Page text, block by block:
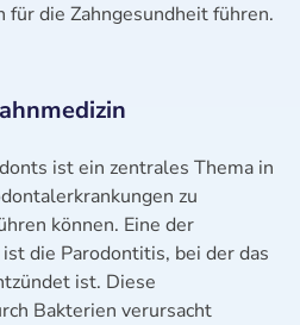
für die Zahngesundheit führen.
ist ein zentrales Thema in
zu
können. Eine der
die Parodontitis, bei der das
ist. Diese
Bakterien verursacht